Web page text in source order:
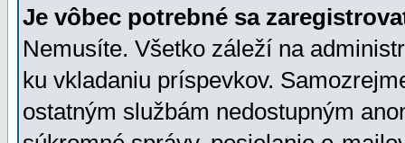
Je vôbec potrebné sa
Nemusíte. Všetko záleží na
ku vkladaniu príspevkov.
ostatným službám nedostupným